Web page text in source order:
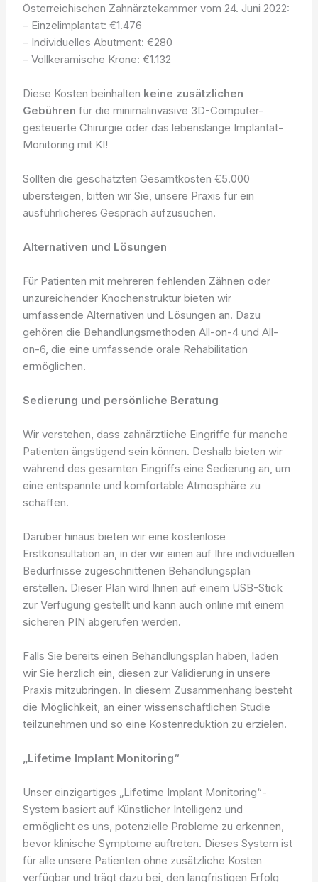
Österreichischen Zahnärztekammer vom 24. Juni 2022:
– Einzelimplantat: €1.476
– Individuelles Abutment: €280
– Vollkeramische Krone: €1.132
Diese Kosten beinhalten keine zusätzlichen
Gebühren für die minimalinvasive 3D-Computer-
gesteuerte Chirurgie oder das lebenslange Implantat-
Monitoring mit KI!
Sollten die geschätzten Gesamtkosten €5.000
übersteigen, bitten wir Sie, unsere Praxis für ein
ausführlicheres Gespräch aufzusuchen.
Alternativen und Lösungen
Für Patienten mit mehreren fehlenden Zähnen oder
unzureichender Knochenstruktur bieten wir
umfassende Alternativen und Lösungen an. Dazu
gehören die Behandlungsmethoden All-on-4 und All-
on-6, die eine umfassende orale Rehabilitation
ermöglichen.
Sedierung und persönliche Beratung
Wir verstehen, dass zahnärztliche Eingriffe für manche
Patienten ängstigend sein können. Deshalb bieten wir
während des gesamten Eingriffs eine Sedierung an, um
eine entspannte und komfortable Atmosphäre zu
schaffen.
Darüber hinaus bieten wir eine kostenlose
Erstkonsultation an, in der wir einen auf Ihre individuellen
Bedürfnisse zugeschnittenen Behandlungsplan
erstellen. Dieser Plan wird Ihnen auf einem USB-Stick
zur Verfügung gestellt und kann auch online mit einem
sicheren PIN abgerufen werden.
Falls Sie bereits einen Behandlungsplan haben, laden
wir Sie herzlich ein, diesen zur Validierung in unsere
Praxis mitzubringen. In diesem Zusammenhang besteht
die Möglichkeit, an einer wissenschaftlichen Studie
teilzunehmen und so eine Kostenreduktion zu erzielen.
„Lifetime Implant Monitoring“
Unser einzigartiges „Lifetime Implant Monitoring“-
System basiert auf Künstlicher Intelligenz und
ermöglicht es uns, potenzielle Probleme zu erkennen,
bevor klinische Symptome auftreten. Dieses System ist
für alle unsere Patienten ohne zusätzliche Kosten
verfügbar und trägt dazu bei, den langfristigen Erfolg